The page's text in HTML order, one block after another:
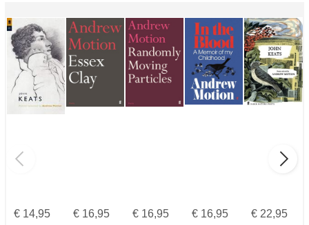
€14,95 €16,95 € 16,95 € 16,95 € 22,95